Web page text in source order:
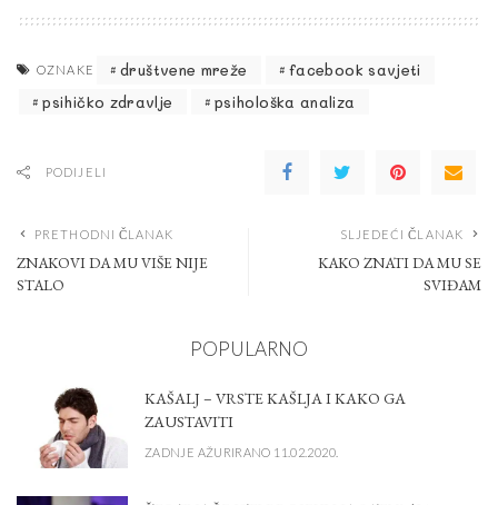
OZNAKE društvene mreže
facebook savjeti
psihičko zdravlje
psihološka analiza
PODIJELI
PRETHODNI ČLANAK
ZNAKOVI DA MU VIŠE NIJE
STALO
SLJEDEĆI ČLANAK
KAKO ZNATI DA MU SE
SVIĐAM
POPULARNO
KAŠALJ – VRSTE KAŠLJA I KAKO GA
ZAUSTAVITI
ZADNJE AŽURIRANO 11.02.2020.